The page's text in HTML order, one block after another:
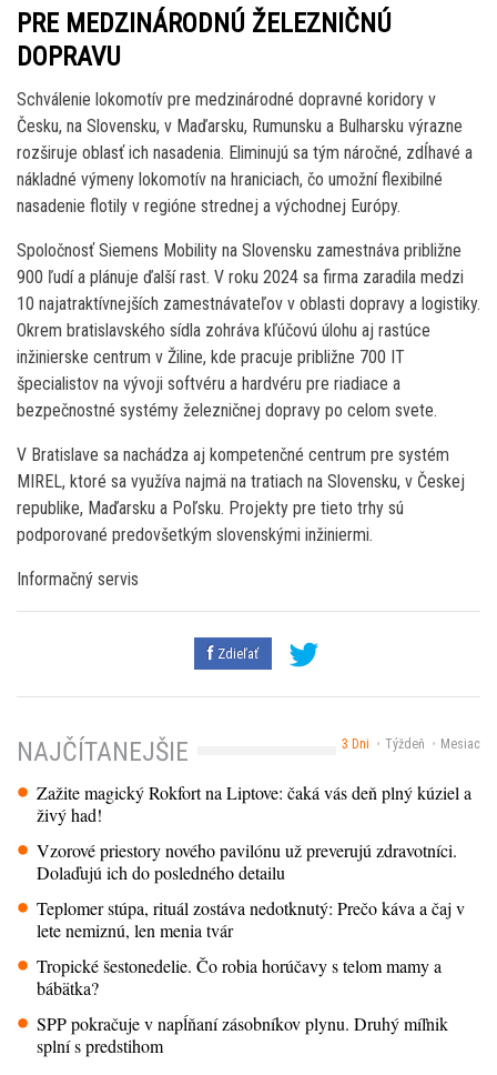
PRE MEDZINÁRODNÚ ŽELEZNIČNÚ
DOPRAVU
Schválenie lokomotív pre medzinárodné dopravné koridory v
Česku, na Slovensku, v Maďarsku, Rumunsku a Bulharsku výrazne
rozširuje oblasť ich nasadenia. Eliminujú sa tým náročné, zdĺhavé a
nákladné výmeny lokomotív na hraniciach, čo umožní flexibilné
nasadenie flotily v regióne strednej a východnej Európy.
Spoločnosť Siemens Mobility na Slovensku zamestnáva približne
900 ľudí a plánuje ďalší rast. V roku 2024 sa firma zaradila medzi
10 najatraktívnejších zamestnávateľov v oblasti dopravy a logistiky.
Okrem bratislavského sídla zohráva kľúčovú úlohu aj rastúce
inžinierske centrum v Žiline, kde pracuje približne 700 IT
špecialistov na vývoji softvéru a hardvéru pre riadiace a
bezpečnostné systémy železničnej dopravy po celom svete.
V Bratislave sa nachádza aj kompetenčné centrum pre systém
MIREL, ktoré sa využíva najmä na tratiach na Slovensku, v Českej
republike, Maďarsku a Poľsku. Projekty pre tieto trhy sú
podporované predovšetkým slovenskými inžiniermi.
Informačný servis
Zdieľať
3 Dni Týždeň Mesiac
NAJČÍTANEJŠIE
Zažite magický Rokfort na Liptove: čaká vás deň plný kúziel a
živý had!
Vzorové priestory nového pavilónu už preverujú zdravotníci.
Dolaďujú ich do posledného detailu
Teplomer stúpa, rituál zostáva nedotknutý: Prečo káva a čaj v
lete nemiznú, len menia tvár
Tropické šestonedelie. Čo robia horúčavy s telom mamy a
bábätka?
SPP pokračuje v napĺňaní zásobníkov plynu. Druhý míľnik
splní s predstihom